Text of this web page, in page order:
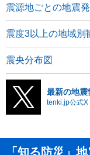
震源地ごとの地震
震度3以上の地域別
震央分布図
最新の地震
tenki.jp公式X
「知る防災」